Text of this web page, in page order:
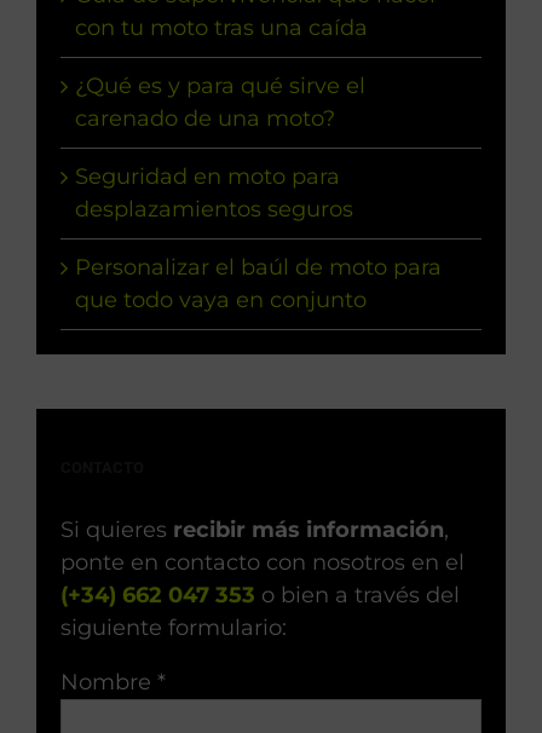
con tu moto tras una caída
¿Qué es y para qué sirve el
carenado de una moto?
Seguridad en moto para
desplazamientos seguros
Personalizar el baúl de moto para
que todo vaya en conjunto
Si quieres recibir más información,
ponte en contacto con nosotros en el
(+34) 662 047 353 o bien a través del
siguiente formulario:
Nombre *